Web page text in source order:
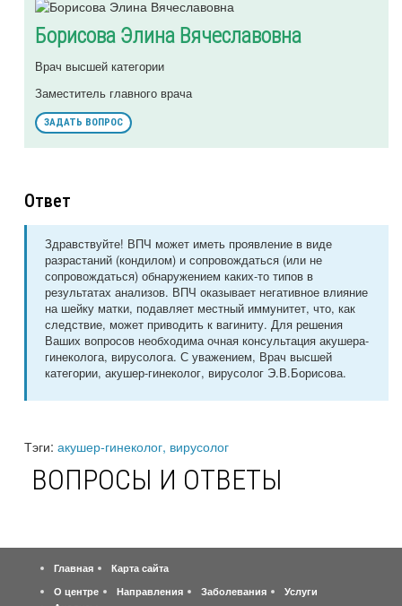
Борисова Элина Вячеславовна
Врач высшей категории
Заместитель главного врача
ЗАДАТЬ ВОПРОС
Ответ
Здравствуйте! ВПЧ может иметь проявление в виде
разрастаний (кондилом) и сопровождаться (или не
сопровождаться) обнаружением каких-то типов в
результатах анализов. ВПЧ оказывает негативное влияние
на шейку матки, подавляет местный иммунитет, что, как
следствие, может приводить к вагиниту. Для решения
Ваших вопросов необходима очная консультация акушера-
гинеколога, вирусолога. С уважением, Врач высшей
категории, акушер-гинеколог, вирусолог Э.В.Борисова.
Тэги: акушер-гинеколог, вирусолог
ВОПРОСЫ И ОТВЕТЫ
Главная
Карта сайта
О центре
Направления Заболевания
Услуги